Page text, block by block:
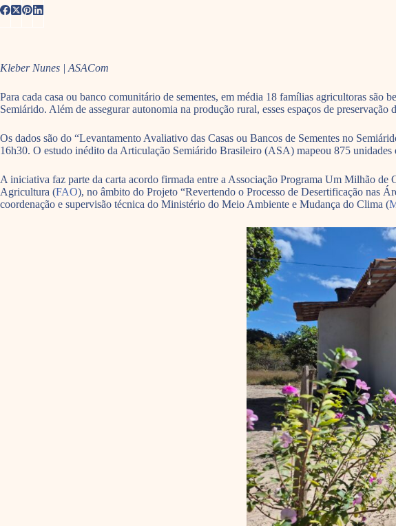
Kleber Nunes | ASACom
Para cada casa ou banco comunitário de sementes, em média 18 famílias agricultoras são
Semiárido. Além de assegurar autonomia na produção rural, esses espaços de
Os dados são do “Levantamento Avaliativo das Casas ou Bancos de Sementes no
16h30. O estudo inédito da Articulação Semiárido Brasileiro (ASA) mapeou 875
A iniciativa faz parte da carta acordo firmada entre a Associação Programa Um Milhão
Agricultura (FAO), no âmbito do Projeto “Revertendo o Processo de Desertificação nas
coordenação e supervisão técnica do Ministério do Meio Ambiente e Mudança do Clima (